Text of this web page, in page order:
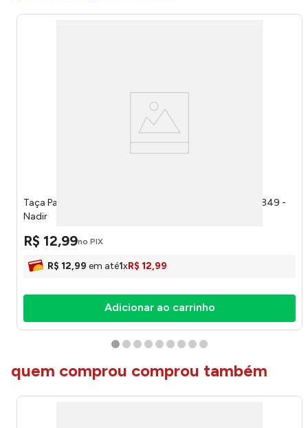
Taça Para Vinho Ou Água Fiore 400ml 70740201781849 -
Nadir
R$ 12,99no PIX
R$ 12,99 em até1xR$ 12,99
Adicionar ao carrinho
quem comprou comprou também